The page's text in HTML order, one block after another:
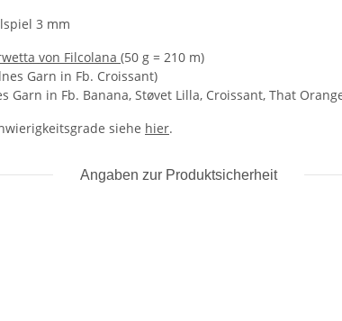
3 mm
von Filcolana (50 g = 210 m)
Garn in Fb. Croissant)
Garn in Fb. Banana, Støvet Lilla, Croissant, That
siehe hier.
Angaben zur Produktsicherheit